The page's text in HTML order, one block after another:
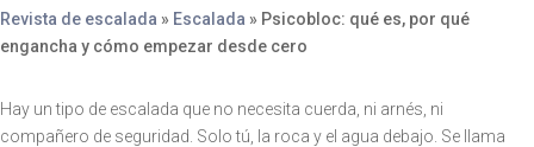
Revista de escalada » Escalada » Psicobloc: qué es, por qué
engancha y cómo empezar desde cero
Hay un tipo de escalada que no necesita cuerda, ni arnés, ni
compañero de seguridad. Solo tú, la roca y el agua debajo. Se llama